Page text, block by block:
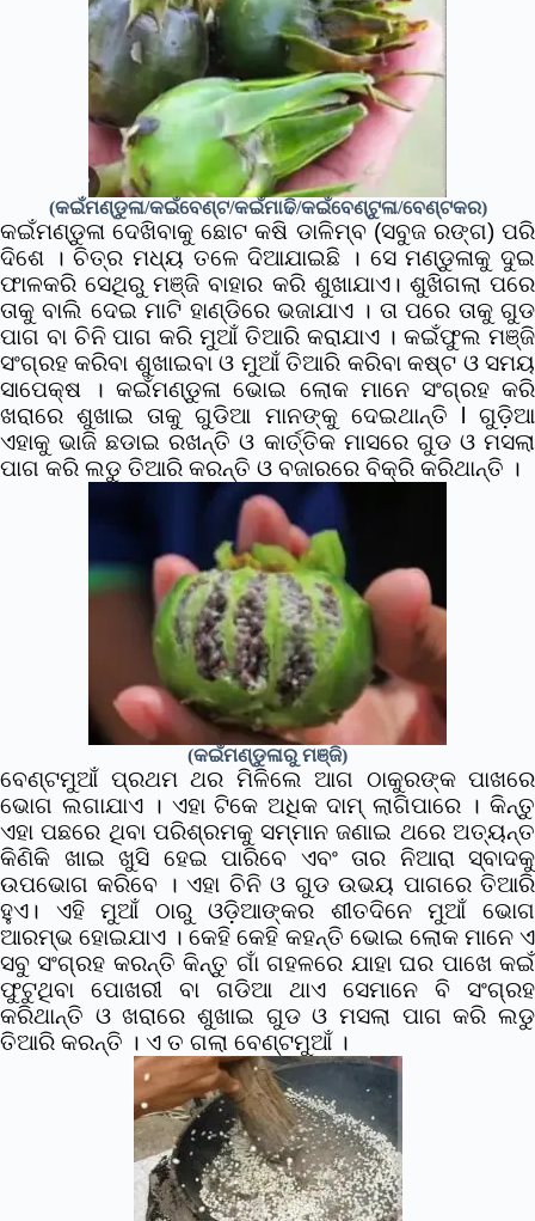
(କଇଁମଣ୍ଡୁଳା/କଇଁବେଣ୍ଟ/କଇଁମାଢି/କଇଁବେଣ୍ଟୁଳା/ବେଣ୍ଟକର)
କଇଁମଣ୍ଡୁଳା ଦେଖିବାକୁ ଛୋଟ କଷି ଡାଳିମ୍ବ (ସବୁଜ ରଙ୍ଗ) ପରି
ଦିଶେ । ଚିତ୍ର ମଧ୍ୟ ତଳେ ଦିଆଯାଇଛି । ସେ ମଣ୍ଡୁଳାକୁ ଦୁଇ
ଫାଳକରି ସେଥିରୁ ମଞ୍ଜି ବାହାର କରି ଶୁଖାଯାଏ। ଶୁଖିଗଲା ପରେ
ତାକୁ ବାଲି ଦେଇ ମାଟି ହାଣ୍ଡିରେ ଭଜାଯାଏ । ତା ପରେ ତାକୁ ଗୁଡ
ପାଗ ବା ଚିନି ପାଗ କରି ମୁଆଁ ତିଆରି କରାଯାଏ ।କଇଁଫୁଲ ମଞ୍ଜି
ସଂଗ୍ରହ କରିବା ଶୁଖାଇବା ଓ ମୁଆଁ ତିଆରି କରିବା କଷ୍ଟ ଓ ସମୟ
ସାପେକ୍ଷ । କଇଁମଣ୍ଡୁଳା ଭୋଇ ଲୋକ ମାନେ ସଂଗ୍ରହ କରି
ଖରାରେ ଶୁଖାଇ ତାକୁ ଗୁଡିଆ ମାନଙ୍କୁ ଦେଇଥାନ୍ତି l ଗୁଡ଼ିଆ
ଏହାକୁ ଭାଜି ଛଡାଇ ରଖନ୍ତି ଓ କାର୍ତ୍ତିକ ମାସରେ ଗୁଡ ଓ ମସଲା
ପାଗ କରି ଲଡୁ ତିଆରି କରନ୍ତି ଓ ବଜାରରେ ବିକ୍ରି କରିଥାନ୍ତି ।
(କଇଁମଣ୍ଡୁଳାରୁ ମଞ୍ଜି)
ବେଣ୍ଟମୁଆଁ ପ୍ରଥମ ଥର ମିଳିଲେ ଆଗ ଠାକୁରଙ୍କ ପାଖରେ
ଭୋଗ ଲଗାଯାଏ । ଏହା ଟିକେ ଅଧିକ ଦାମ୍ ଲାଗିପାରେ । କିନ୍ତୁ
ଏହା ପଛରେ ଥିବା ପରିଶ୍ରମକୁ ସମ୍ମାନ ଜଣାଇ ଥରେ ଅତ୍ୟନ୍ତ
କିଣିକି ଖାଇ ଖୁସି ହେଇ ପାରିବେ ଏବଂ ତାର ନିଆରା ସ୍ବାଦକୁ
ଉପଭୋଗ କରିବେ ।ଏହା ଚିନି ଓ ଗୁଡ ଉଭୟ ପାଗରେ ତିଆରି
ହୁଏ। ଏହି ମୁଆଁ ଠାରୁ ଓଡ଼ିଆଙ୍କର ଶୀତଦିନେ ମୁଆଁ ଭୋଗ
ଆରମ୍ଭ ହୋଇଯାଏ ।କେହି କେହି କହନ୍ତି ଭୋଇ ଲୋକ ମାନେ ଏ
ସବୁ ସଂଗ୍ରହ କରନ୍ତି କିନ୍ତୁ ଗାଁ ଗହଳରେ ଯାହା ଘର ପାଖେ କଇଁ
ଫୁଟୁଥିବା ପୋଖରୀ ବା ଗଡିଆ ଥାଏ ସେମାନେ ବି ସଂଗ୍ରହ
କରିଥାନ୍ତି ଓ ଖରାରେ ଶୁଖାଇ ଗୁଡ ଓ ମସଲା ପାଗ କରି ଲଡୁ
ତିଆରି କରନ୍ତି । ଏ ତ ଗଲା ବେଣ୍ଟମୁଆଁ ।